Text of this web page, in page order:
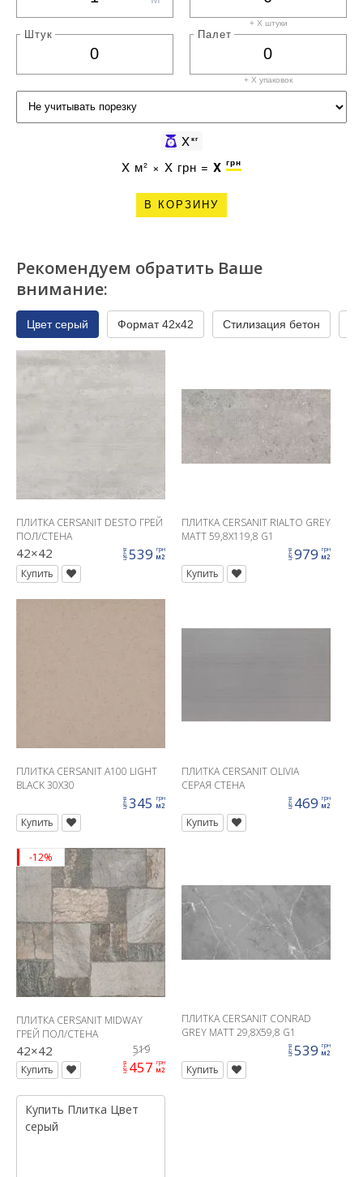
+ X штуки
Штук Палет
+ X упаковок
Xкг
X м² × X грн = X грн
В КОРЗИНУ
Рекомендуем обратить Ваше
внимание:
Цвет серый Формат 42x42 Стилизация бетон
ПЛИТКА CERSANIT DESTO ГРЕЙ
ПОЛ/СТЕНА
42×42 цена 539 грн
м2
Купить
ПЛИТКА CERSANIT RIALTO GREY
MATT 59,8X119,8 G1
цена 979 грн
м2
Купить
ПЛИТКА CERSANIT A100 LIGHT
BLACK 30X30
цена 345 грн
м2
Купить
ПЛИТКА CERSANIT OLIVIA
СЕРАЯ СТЕНА
цена 469 грн
м2
Купить
-12%
ПЛИТКА CERSANIT MIDWAY
ГРЕЙ ПОЛ/СТЕНА
42×42
519
Купить
цена457 грн
м2
ПЛИТКА CERSANIT CONRAD
GREY MATT 29,8X59,8 G1
цена539 грн
м2
Купить
Купить Плитка Цвет
серый